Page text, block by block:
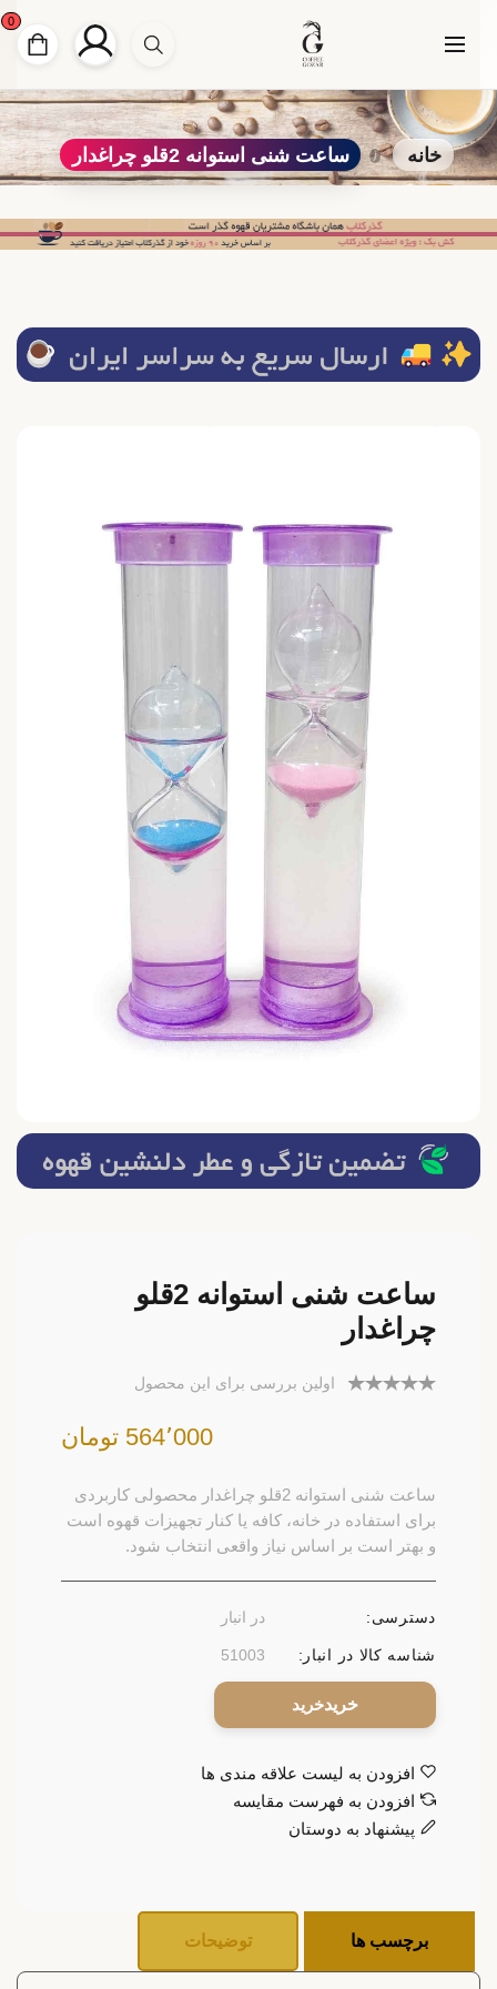
خانه ساعت شنی استوانه 2قلو چراغدار
ساعت شنی استوانه 2قلو
چراغدار
اولین بررسی برای این محصول
564٬000 تومان
ساعت شنی استوانه 2قلو چراغدار محصولی کاربردی
برای استفاده در خانه، کافه یا کنار تجهیزات قهوه است
و بهتر است بر اساس نیاز واقعی انتخاب شود.
دسترسی: در انبار
شناسه کالا در انبار: 51003
خرید
افزودن به لیست علاقه مندی ها
افزودن به فهرست مقایسه
پیشنهاد به دوستان
توضیحات برچسب ها